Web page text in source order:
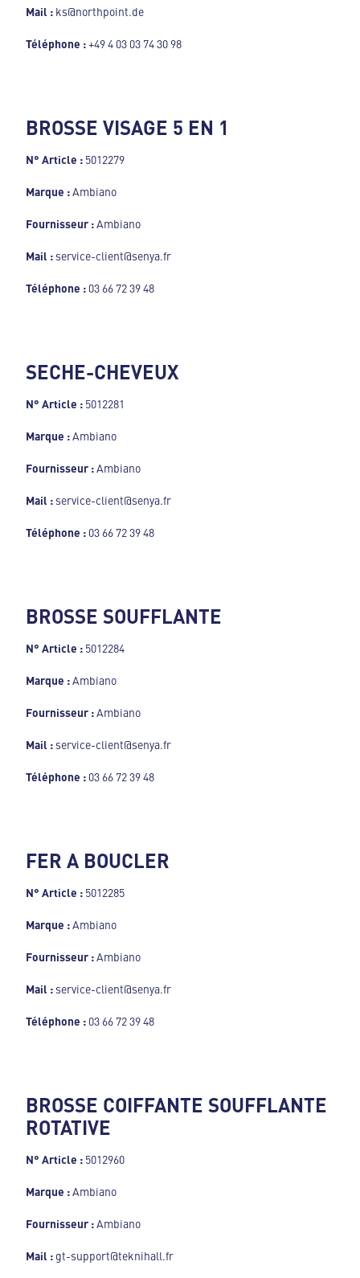
Mail : ks@northpoint.de
Téléphone :+49 4 03 03 74 30 98
BROSSE VISAGE 5 EN 1
N° Article : 5012279
Marque :Ambiano
Fournisseur :Ambiano
Mail : service-client@senya.fr
Téléphone : 03 66 72 39 48
SECHE-CHEVEUX
N° Article : 5012281
Marque :Ambiano
Fournisseur :Ambiano
Mail : service-client@senya.fr
Téléphone : 03 66 72 39 48
BROSSE SOUFFLANTE
N° Article : 5012284
Marque :Ambiano
Fournisseur :Ambiano
Mail : service-client@senya.fr
Téléphone : 03 66 72 39 48
FER A BOUCLER
N° Article : 5012285
Marque :Ambiano
Fournisseur :Ambiano
Mail : service-client@senya.fr
Téléphone : 03 66 72 39 48
BROSSE COIFFANTE SOUFFLANTE
ROTATIVE
N° Article : 5012960
Marque :Ambiano
Fournisseur :Ambiano
Mail : gt-support@teknihall.fr